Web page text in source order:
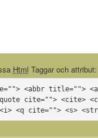
Html Taggar och attribut:
<abbr title="">
cite=""> <cite>
<i> <q cite=""> <s>